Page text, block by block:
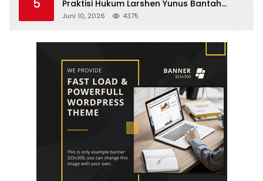
Praktisi Hukum Larshen Yunus Bantah
Tuduhan Soal Gelar Profesor Sufmi Dasco
Juni 10, 2026 4375